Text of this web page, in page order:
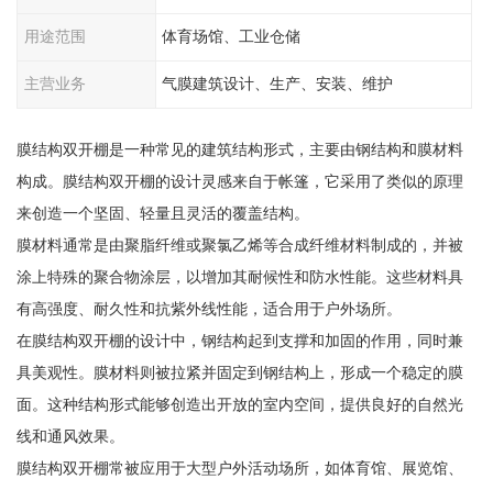
用途范围 体育场馆、工业仓储
主营业务 气膜建筑设计、生产、安装、维护
膜结构双开棚是一种常见的建筑结构形式，主要由钢结构和膜材料
构成。膜结构双开棚的设计灵感来自于帐篷，它采用了类似的原理
来创造一个坚固、轻量且灵活的覆盖结构。
膜材料通常是由聚脂纤维或聚氯乙烯等合成纤维材料制成的，并被
涂上特殊的聚合物涂层，以增加其耐候性和防水性能。这些材料具
有高强度、耐久性和抗紫外线性能，适合用于户外场所。
在膜结构双开棚的设计中，钢结构起到支撑和加固的作用，同时兼
具美观性。膜材料则被拉紧并固定到钢结构上，形成一个稳定的膜
面。这种结构形式能够创造出开放的室内空间，提供良好的自然光
线和通风效果。
膜结构双开棚常被应用于大型户外活动场所，如体育馆、展览馆、